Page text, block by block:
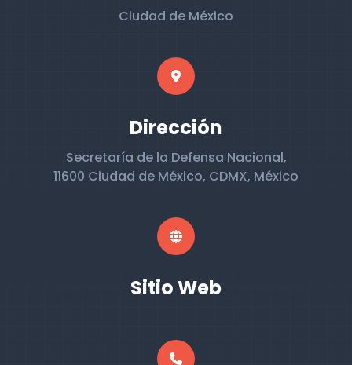
Ciudad de México
Dirección
Secretaría de la Defensa Nacional,
11600 Ciudad de México, CDMX, México
Sitio Web